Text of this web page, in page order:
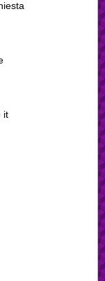
it